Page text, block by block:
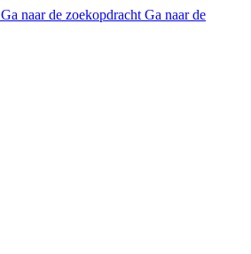
Ga naar de zoekopdracht Ga naar de